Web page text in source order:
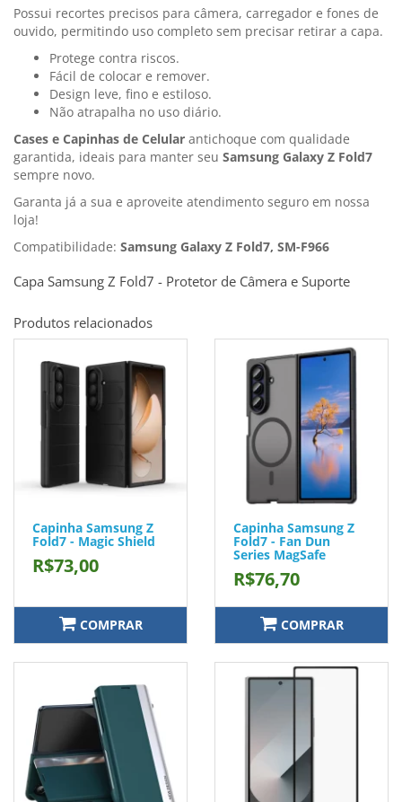
Possui recortes precisos para câmera, carregador e fones de
ouvido, permitindo uso completo sem precisar retirar a capa.
Protege contra riscos.
Fácil de colocar e remover.
Design leve, fino e estiloso.
Não atrapalha no uso diário.
Cases e Capinhas de Celular antichoque com qualidade
garantida, ideais para manter seu Samsung Galaxy Z Fold7
sempre novo.
Garanta já a sua e aproveite atendimento seguro em nossa
loja!
Compatibilidade: Samsung Galaxy Z Fold7, SM-F966
Capa Samsung Z Fold7 - Protetor de Câmera e Suporte
Produtos relacionados
Capinha Samsung Z
Fold7 - Magic Shield
R$73,00
COMPRAR
Capinha Samsung Z
Fold7 - Fan Dun
Series MagSafe
R$76,70
COMPRAR